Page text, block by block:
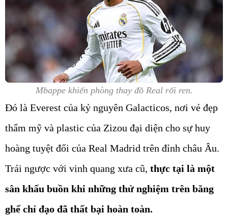
Mbappe khiến phòng thay đồ Real rối ren.
Đó là Everest của kỷ nguyên Galacticos, nơi vẻ đẹp
thẩm mỹ và plastic của Zizou đại diện cho sự huy
hoàng tuyệt đối của Real Madrid trên đỉnh châu Âu.
Trái ngược với vinh quang xưa cũ, thực tại là một
sân khấu buồn khi những thử nghiệm trên băng
ghế chỉ đạo đã thất bại hoàn toàn.